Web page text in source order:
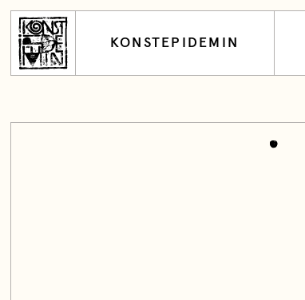
KONSTEPIDEMIN